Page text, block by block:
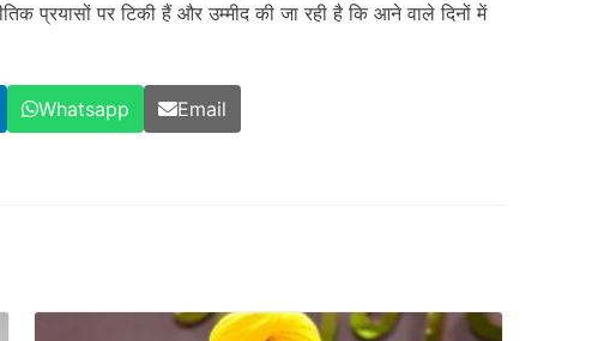
प्रयासों पर टिकी हैं और उम्मीद की जा रही है कि आने वाले दिनों में
Whatsapp Email